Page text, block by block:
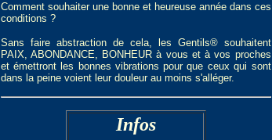
Comment souhaiter une bonne et heureuse année dans ces
conditions ?
Sans faire abstraction de cela, les Gentils® souhaitent
PAIX, ABONDANCE, BONHEUR à vous et à vos proches
et émettront les bonnes vibrations pour que ceux qui sont
dans la peine voient leur douleur au moins s'alléger.
Infos